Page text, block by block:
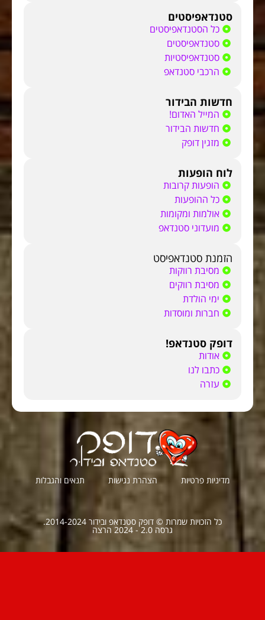
סטנדאפיסטים
כל הסטנדאפיסטים
סטנדאפיסטים
סטנדאפיסטיות
הרכבי סטנדאפ
חדשות הבידור
המייל האדום!
חדשות הבידור
מזגין דופק
לוח הופעות
הופעות קרובות
כל ההופעות
אולמות ומקומות
מועדוני סטנדאפ
הזמנת סטנדאפיסט
מסיבת רווקות
מסיבת רווקים
ימי הולדת
חברות ומוסדות
דופק סטנדאפ!
אודות
כתבו לנו
עזרה
מדיניות פרטיות הצהרת נגישות תנאים והגבלות
כל הזכויות שמרות © דופק סטנדאפ ובידור 2014-2024.
גרסה 2.0 - 2024 הרצה